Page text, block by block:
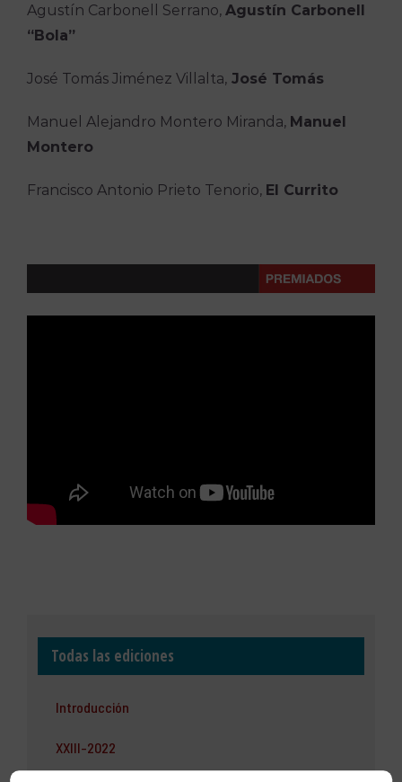
Agustín Carbonell Serrano, Agustín Carbonell
“Bola”
José Tomás Jiménez Villalta,José Tomás
Manuel Alejandro Montero Miranda, Manuel
Montero
Francisco Antonio Prieto Tenorio, El Currito
Todas las ediciones
Introducción
XXIII-2022